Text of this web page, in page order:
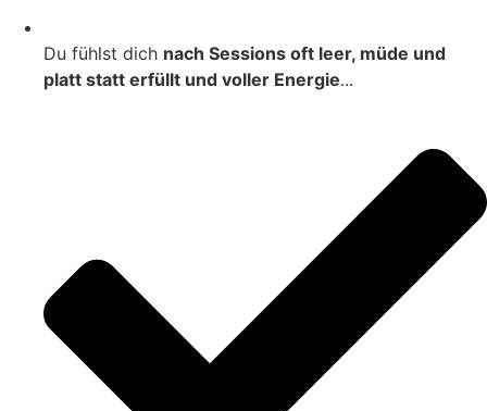
Du fühlst dich nach Sessions oft leer, müde und
platt statt erfüllt und voller Energie...